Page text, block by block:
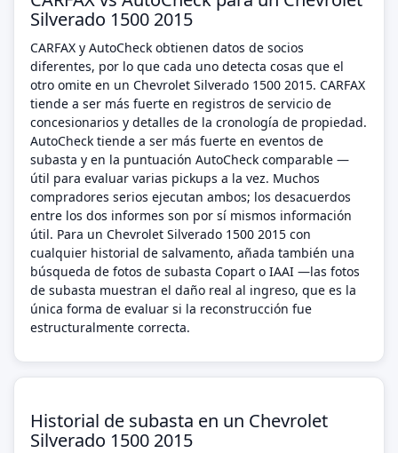
Silverado 1500 2015
CARFAX y AutoCheck obtienen datos de socios
diferentes, por lo que cada uno detecta cosas que el
otro omite en un Chevrolet Silverado 1500 2015. CARFAX
tiende a ser más fuerte en registros de servicio de
concesionarios y detalles de la cronología de propiedad.
AutoCheck tiende a ser más fuerte en eventos de
subasta y en la puntuación AutoCheck comparable —
útil para evaluar varias pickups a la vez. Muchos
compradores serios ejecutan ambos; los desacuerdos
entre los dos informes son por sí mismos información
útil. Para un Chevrolet Silverado 1500 2015 con
cualquier historial de salvamento, añada también una
búsqueda de fotos de subasta Copart o IAAI —las fotos
de subasta muestran el daño real al ingreso, que es la
única forma de evaluar si la reconstrucción fue
estructuralmente correcta.
Historial de subasta en un Chevrolet
Silverado 1500 2015